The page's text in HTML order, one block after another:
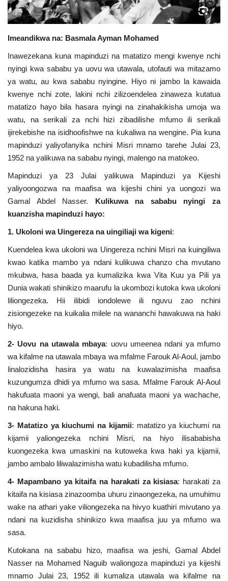
Urithi wa Nasser
Habari
Harakati ya Nasser kwa Vijana
Udhamini wa Nasser
Kanuni na Masharti ya Udhamini wa
Nasser
Nyaraka na Marejeleo
Waanzilishi
Raia wa ulimwengu mzima
Nafasi
Washiriki
Video
Maonyesho
Wadhamini
Language
English Swahili
French
Imeandikwa na: Basmala Ayman Mohamed
Inawezekana kuna mapinduzi na matatizo mengi kwenye nchi
nyingi kwa sababu ya uovu wa utawala, utofauti wa mitazamo
ya watu, au kwa sababu nyingine. Hiyo ni jambo la kawaida
kwenye nchi zote, lakini nchi zilizoendelea zinaweza kutatua
matatizo hayo bila hasara nyingi na zinahakikisha umoja wa
watu, na serikali za nchi hizi zibadilishe mfumo ili serikali
ijirekebishe na isidhoofishwe na kukaliwa na wengine. Pia kuna
mapinduzi yaliyofanyika nchini Misri mnamo tarehe Julai 23,
1952 na yalikuwa na sababu nyingi, malengo na matokeo.
Mapinduzi ya 23 Julai yalikuwa Mapinduzi ya Kijeshi
yaliyoongozwa na maafisa wa kijeshi chini ya uongozi wa
Gamal Abdel Nasser. Kulikuwa na sababu nyingi za
kuanzisha mapinduzi hayo:
1. Ukoloni wa Uingereza na uingiliaji wa kigeni:
Kuendelea kwa ukoloni wa Uingereza nchini Misri na kuingiliwa
kwao katika mambo ya ndani kulikuwa chanzo cha mvutano
mkubwa, hasa baada ya kumalizika kwa Vita Kuu ya Pili ya
Dunia wakati shinikizo maarufu la ukombozi kutoka kwa ukoloni
liliongezeka. Hii ilibidi iondolewe ili nguvu zao nchini
zisiongezeke na kuikalia milele na wananchi hawakuwa na haki
hiyo.
2- Uovu na utawala mbaya: uovu umeenea ndani ya mfumo
wa kifalme na utawala mbaya wa mfalme Farouk Al-Aoul, jambo
linalozidisha hasira ya watu na kuwalazimisha maafisa
kuzungumza dhidi ya mfumo wa sasa. Mfalme Farouk Al-Aoul
hakufuata maoni ya wengi, bali anafuata maoni ya wachache,
na hakuna haki.
3- Matatizo ya kiuchumi na kijamii: matatizo ya kiuchumi na
kijamii yaliongezeka nchini Misri, na hiyo ilisababisha
kuongezeka kwa umaskini na kutoweka kwa haki ya kijamii,
jambo ambalo liliwalazimisha watu kubadilisha mfumo.
4- Mapambano ya kitaifa na harakati za kisiasa: harakati za
kitaifa na kisiasa zinazoomba uhuru zinaongezeka, na umuhimu
wake na athari yake viliongezeka na hivyo kuathiri mivutano ya
ndani na kuzidisha shinikizo kwa maafisa juu ya mfumo wa
sasa.
Kutokana na sababu hizo, maafisa wa jeshi, Gamal Abdel
Nasser na Mohamed Naguib waliongoza mapinduzi ya kijeshi
mnamo Julai 23, 1952 ili kumaliza utawala wa kifalme na